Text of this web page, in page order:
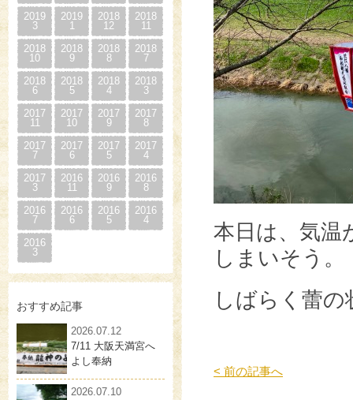
2019
3
2019
1
2018
12
2018
11
2018
10
2018
9
2018
8
2018
7
2018
6
2018
5
2018
4
2018
3
2017
11
2017
10
2017
9
2017
8
2017
7
2017
6
2017
5
2017
4
2017
3
2016
11
2016
9
2016
8
2016
7
2016
6
2016
5
2016
4
2016
3
おすすめ記事
2026.07.12
7/11 大阪天満宮へ
よし奉納
2026.07.10
本日は、気温
しまいそう。
しばらく蕾
< 前の記事へ